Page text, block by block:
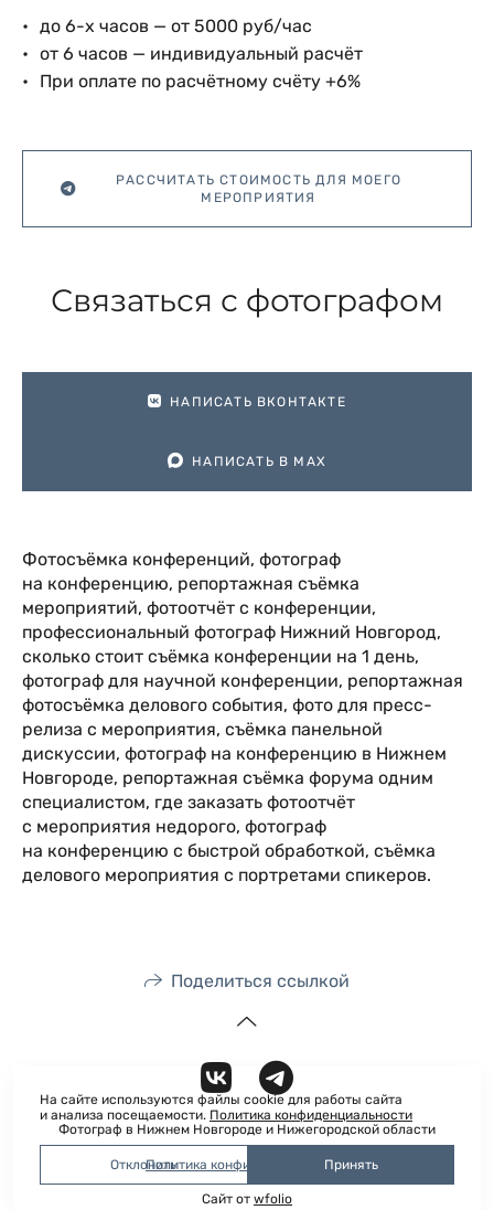
до 6-х часов — от 5000 руб/час
от 6 часов — индивидуальный расчёт
При оплате по расчётному счёту +6%
РАССЧИТАТЬ СТОИМОСТЬ ДЛЯ МОЕГО
МЕРОПРИЯТИЯ
Связаться с фотографом
НАПИСАТЬ ВКОНТАКТЕ
НАПИСАТЬ В МАХ
Фотосъёмка конференций, фотограф
на конференцию, репортажная съёмка
мероприятий, фотоотчёт с конференции,
профессиональный фотограф Нижний Новгород,
сколько стоит съёмка конференции на 1 день,
фотограф для научной конференции, репортажная
фотосъёмка делового события, фото для пресс-
релиза с мероприятия, съёмка панельной
дискуссии, фотограф на конференцию в Нижнем
Новгороде, репортажная съёмка форума одним
специалистом, где заказать фотоотчёт
с мероприятия недорого, фотограф
на конференцию с быстрой обработкой, съёмка
делового мероприятия с портретами спикеров.
Поделиться ссылкой
Фотограф в Нижнем Новгороде и Нижегородской области
Политика конфиденциальности
Сайт от wfolio
На сайте используются файлы cookie для работы сайта
и анализа посещаемости. Политика конфиденциальности
Отклонить Принять